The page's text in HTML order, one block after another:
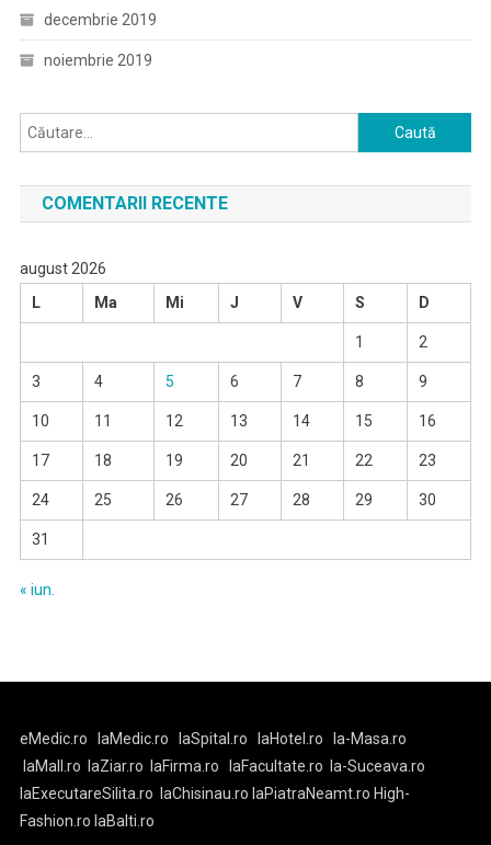
decembrie 2019
noiembrie 2019
Caută
după:
COMENTARII RECENTE
august 2026
L
Ma Mi J V S D
1 2
3 4 5 6 7 8 9
10 11 12 13 14 15 16
17 18 19 20 21 22 23
24 25 26 27 28 29 30
31
« iun.
eMedic.ro laMedic.ro laSpital.ro laHotel.ro
la-Masa.ro
laMall.ro
laZiar.ro laFirma.ro laFacultate.ro
la-Suceava.ro
laExecutareSilita.ro
laChisinau.ro laPiatraNeamt.ro High-
Fashion.ro laBalti.ro